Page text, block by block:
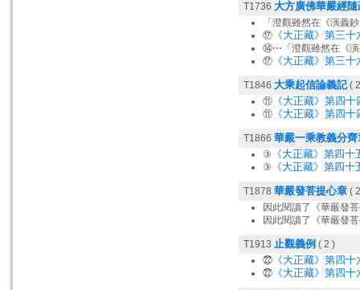
T1736 大方廣佛華嚴經
「澄觀雖然在《演義
⑰ 《大正藏》第三
⑭⋯「澄觀雖然在《演
⑰ 《大正藏》第三
T1846 大乘起信論義記(
⑪ 《大正藏》第四
⑪ 《大正藏》第四
T1866 華嚴一乘教義分齊
③ 《大正藏》第四
③ 《大正藏》第四
T1878 華嚴發菩提心章 (
因此閱讀了《華嚴發
因此閱讀了《華嚴發
T1913 止觀義例 ( 2 )
㉒ 《大正藏》第四
㉒ 《大正藏》第四